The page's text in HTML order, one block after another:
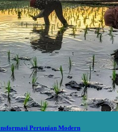
Pertanian Modern